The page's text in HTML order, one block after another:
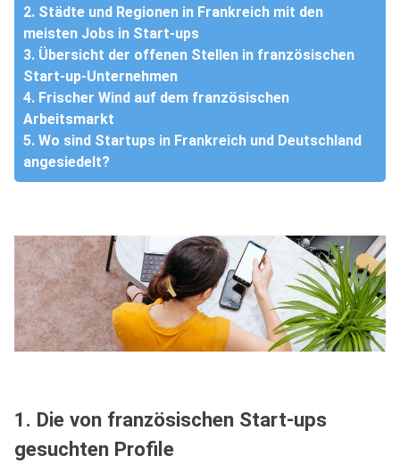
2. Städte und Regionen in Frankreich mit den
meisten Jobs in Start-ups
3. Übersicht der offenen Stellen in französischen
Start-up-Unternehmen
4. Frischer Wind auf dem französischen
Arbeitsmarkt
5. Wo sind Startups in Frankreich und Deutschland
angesiedelt?
1. Die von französischen Start-ups
gesuchten Profile